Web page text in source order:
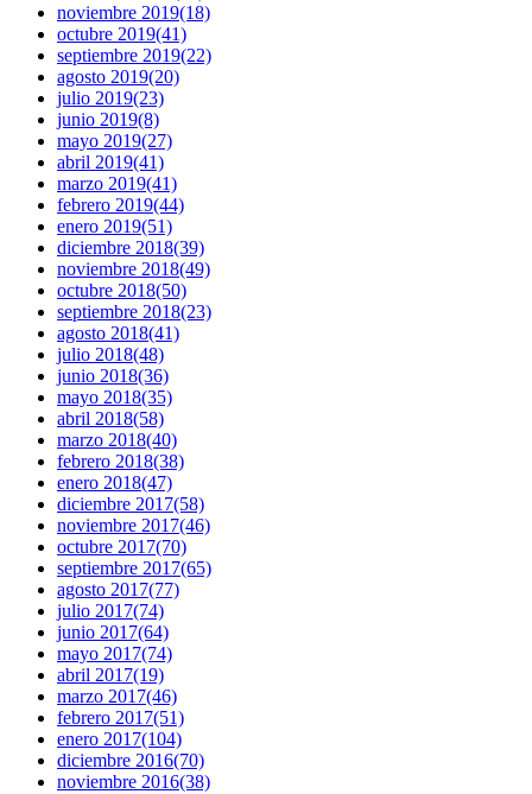
noviembre 2019(18)
octubre 2019(41)
septiembre 2019(22)
agosto 2019(20)
julio 2019(23)
junio 2019(8)
mayo 2019(27)
abril 2019(41)
marzo 2019(41)
febrero 2019(44)
enero 2019(51)
diciembre 2018(39)
noviembre 2018(49)
octubre 2018(50)
septiembre 2018(23)
agosto 2018(41)
julio 2018(48)
junio 2018(36)
mayo 2018(35)
abril 2018(58)
marzo 2018(40)
febrero 2018(38)
enero 2018(47)
diciembre 2017(58)
noviembre 2017(46)
octubre 2017(70)
septiembre 2017(65)
agosto 2017(77)
julio 2017(74)
junio 2017(64)
mayo 2017(74)
abril 2017(19)
marzo 2017(46)
febrero 2017(51)
enero 2017(104)
diciembre 2016(70)
noviembre 2016(38)